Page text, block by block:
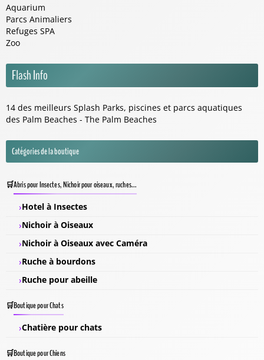
Aquarium
Parcs Animaliers
Refuges SPA
Zoo
Flash Info
14 des meilleurs Splash Parks, piscines et parcs aquatiques
des Palm Beaches - The Palm Beaches
Catégories de la boutique
Abris pour Insectes, Nichoir pour oiseaux, ruches...
Hotel à Insectes
Nichoir à Oiseaux
Nichoir à Oiseaux avec Caméra
Ruche à bourdons
Ruche pour abeille
Boutique pour Chats
Chatière pour chats
Boutique pour Chiens